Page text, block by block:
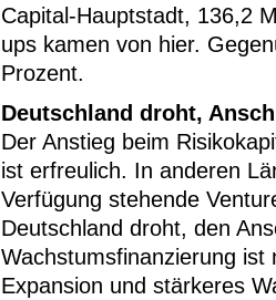
Capital-Hauptstadt, 136,2
ups kamen von hier.
Prozent.
Deutschland droht,
Der Anstieg beim
ist erfreulich. In anderen
Verfügung stehende
Deutschland droht, den
Wachstumsfinanzierung
Expansion und stärkeres